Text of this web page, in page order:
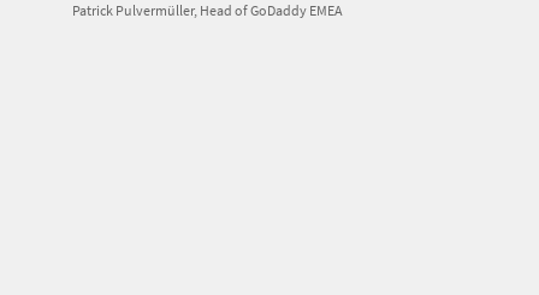
Patrick Pulvermüller, Head of GoDaddy EMEA